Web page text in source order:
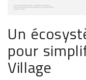
Un
pour
Village